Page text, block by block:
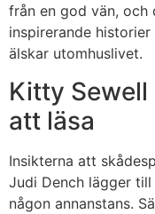
från en god vän, och
inspirerande
älskar utomhuslivet.
Kitty
att läsa
Insikterna att
Judi Dench lägger
någon annanstans.